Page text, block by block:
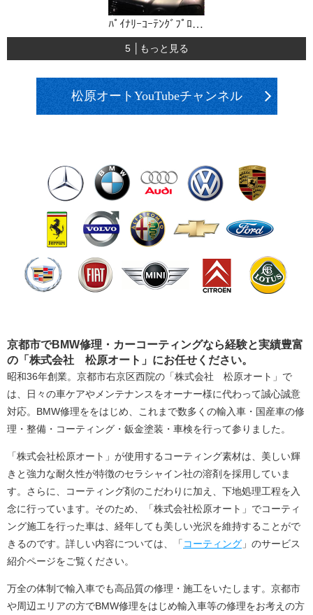
ﾊﾟｲﾅﾘｰｺｰﾃﾝｸﾞﾌﾟﾛｸﾞﾚ
5 │もっと見る
松原オートYouTubeチャンネル
京都市でBMW修理・カーコーティングなら経験と実績豊富
の「株式会社 松原オート」にお任せください。
昭和36年創業。京都市右京区西院の「株式会社 松原オート」で
は、日々の車ケアやメンテナンスをオーナー様に代わって誠心誠意
対応。BMW修理ををはじめ、これまで数多くの輸入車・国産車の修
理・整備・コーティング・鈑金塗装・車検を行って参りました。
「株式会社松原オート」が使用するコーティング素材は、美しい輝
きと強力な耐久性が特徴のセラシャイン社の溶剤を採用していま
す。さらに、コーティング剤のこだわりに加え、下地処理工程を入
念に行っています。そのため、「株式会社松原オート」でコーティ
ング施工を行った車は、経年しても美しい光沢を維持することがで
きるのです。詳しい内容については、「 コーティング 」のサービス
紹介ページをご覧ください。
万全の体制で輸入車でも高品質の修理・施工をいたします。京都市
や周辺エリアの方でBMW修理をはじめ輸入車等の修理をお考えの方